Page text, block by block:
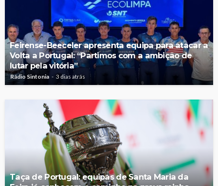
Feirense-Beeceler apresenta equipa para atacar a
Volta a Portugal: “Partimos com a ambição de
lutar pela vitória”
Rádio Sintonia 3 dias atrás
Taça de Portugal: equipas de Santa Maria da